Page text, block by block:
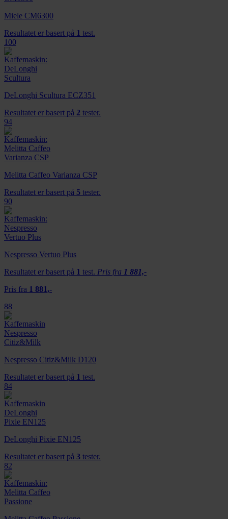
Miele CM6300
Resultatet er basert på 1 test.
100
DeLonghi Scultura ECZ351
Resultatet er basert på 2 tester.
94
Melitta Caffeo Varianza CSP
Resultatet er basert på 5 tester.
90
Nespresso Vertuo Plus
Resultatet er basert på 1 test. Pris fra 1 881,-
Pris fra 1 881,-
88
Nespresso Citiz&Milk D120
Resultatet er basert på 1 test.
84
DeLonghi Pixie EN125
Resultatet er basert på 3 tester.
82